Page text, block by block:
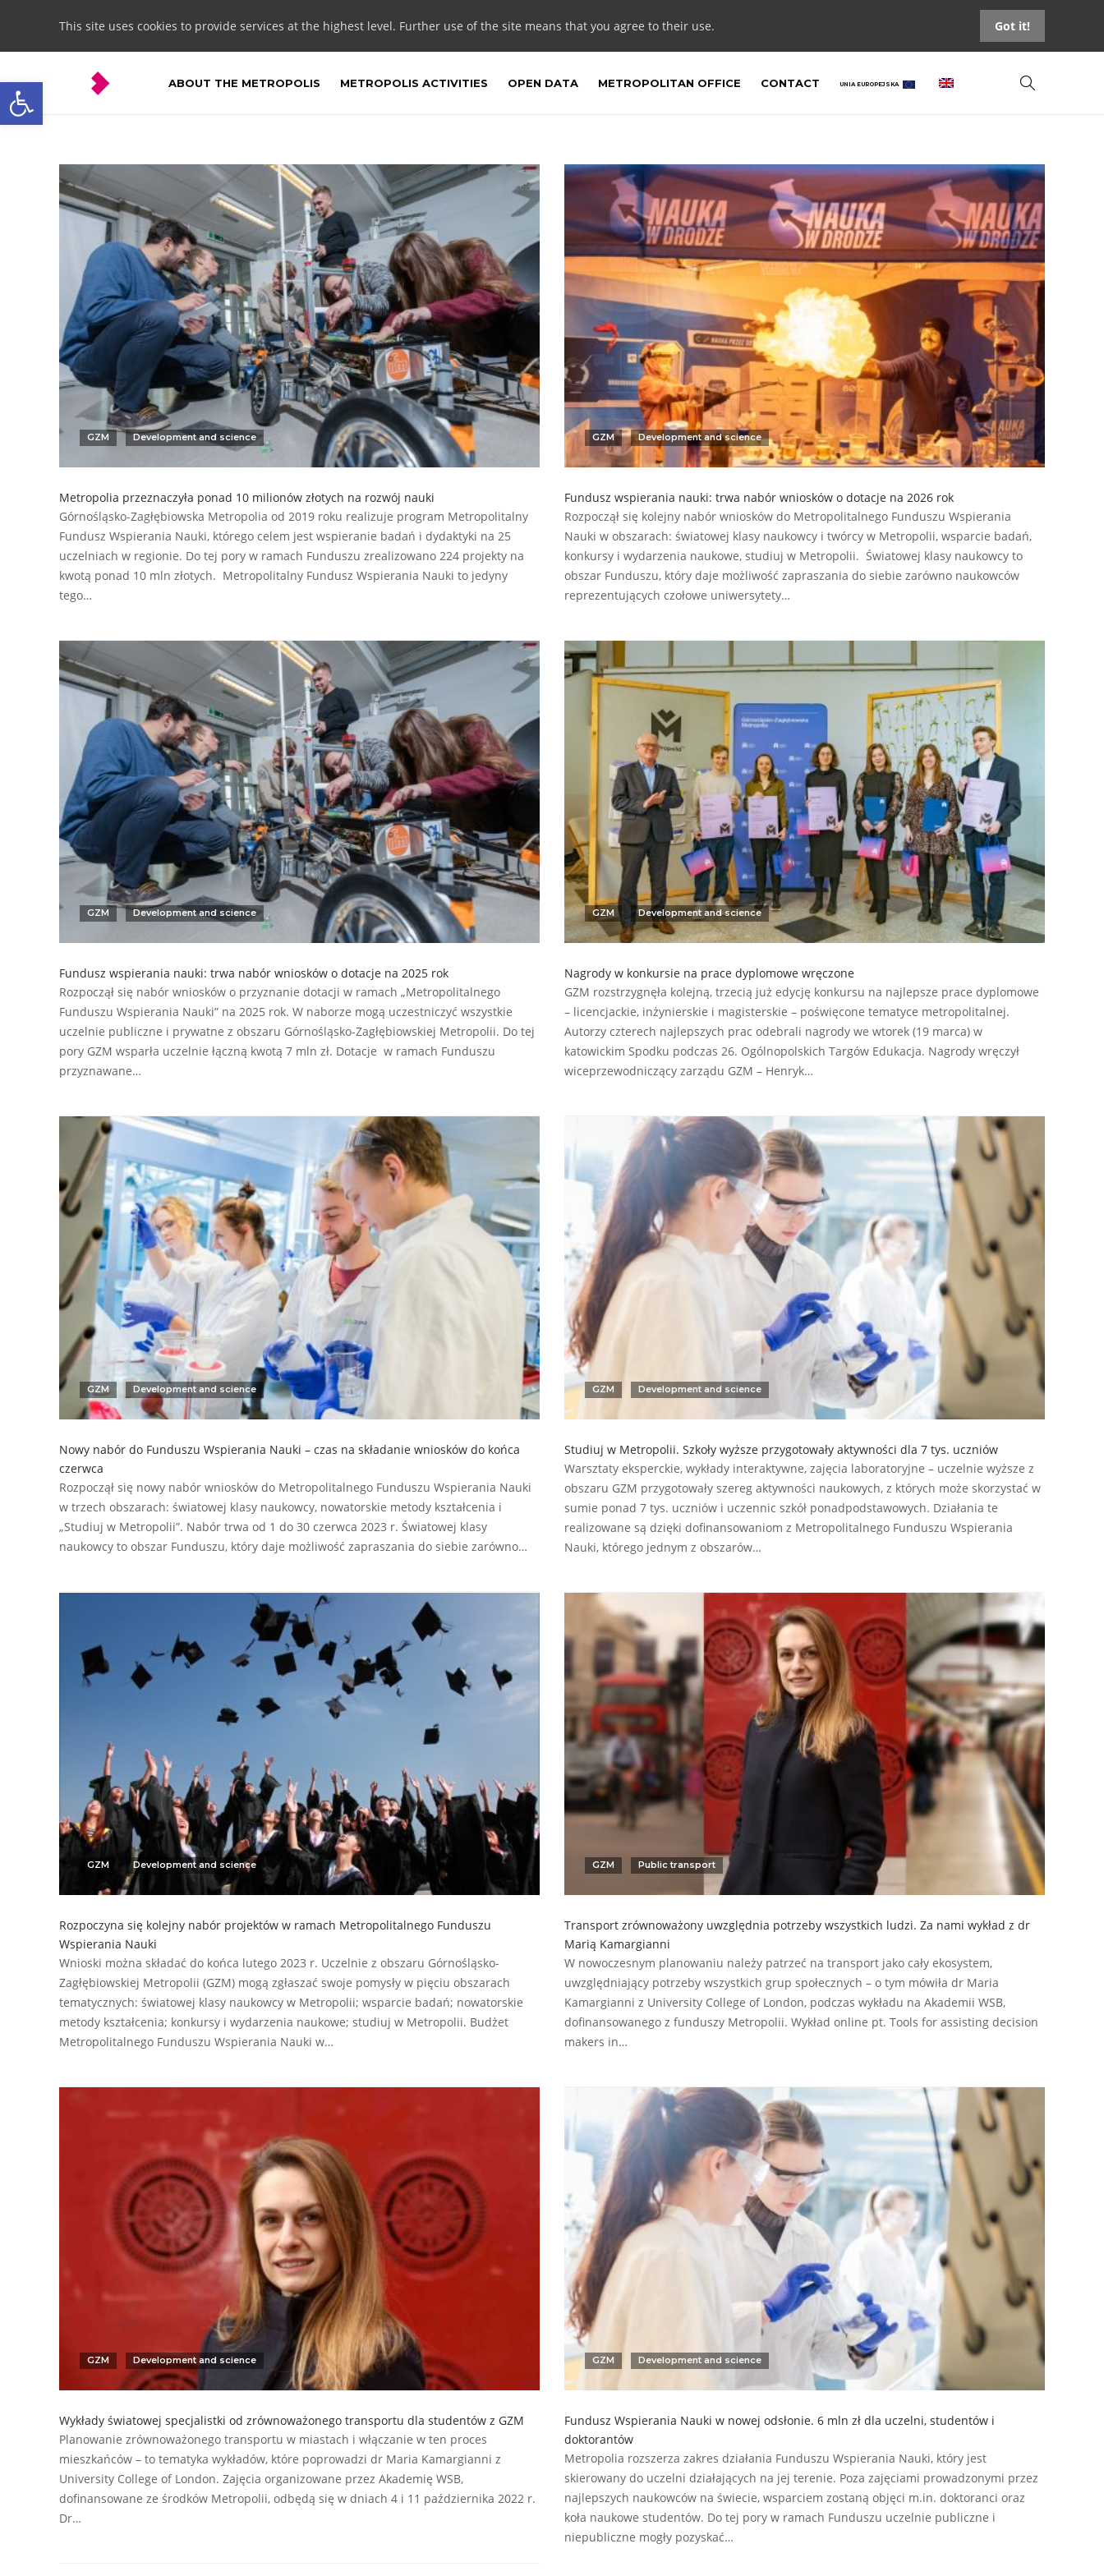
Open toolbar
This site uses cookies to provide services at the highest level. Further use of the site means that you agree to their use. Got it!
ABOUT THE METROPOLIS METROPOLIS ACTIVITIES OPEN DATA METROPOLITAN OFFICE CONTACT UNIA EUROPEJSKA
GZM Development and science
Metropolia przeznaczyła ponad 10 milionów złotych na rozwój nauki
Górnośląsko-Zagłębiowska Metropolia od 2019 roku realizuje program Metropolitalny
Fundusz Wspierania Nauki, którego celem jest wspieranie badań i dydaktyki na 25
uczelniach w regionie. Do tej pory w ramach Funduszu zrealizowano 224 projekty na
kwotą ponad 10 mln złotych. Metropolitalny Fundusz Wspierania Nauki to jedyny
tego…
GZM Development and science
Fundusz wspierania nauki: trwa nabór wniosków o dotacje na 2026 rok
Rozpoczął się kolejny nabór wniosków do Metropolitalnego Funduszu Wspierania
Nauki w obszarach: światowej klasy naukowcy i twórcy w Metropolii, wsparcie badań,
konkursy i wydarzenia naukowe, studiuj w Metropolii. Światowej klasy naukowcy to
obszar Funduszu, który daje możliwość zapraszania do siebie zarówno naukowców
reprezentujących czołowe uniwersytety…
GZM Development and science
Fundusz wspierania nauki: trwa nabór wniosków o dotacje na 2025 rok
Rozpoczął się nabór wniosków o przyznanie dotacji w ramach „Metropolitalnego
Funduszu Wspierania Nauki” na 2025 rok. W naborze mogą uczestniczyć wszystkie
uczelnie publiczne i prywatne z obszaru Górnośląsko-Zagłębiowskiej Metropolii. Do tej
pory GZM wsparła uczelnie łączną kwotą 7 mln zł. Dotacje w ramach Funduszu
przyznawane…
GZM Development and science
Nagrody w konkursie na prace dyplomowe wręczone
GZM rozstrzygnęła kolejną, trzecią już edycję konkursu na najlepsze prace dyplomowe
– licencjackie, inżynierskie i magisterskie – poświęcone tematyce metropolitalnej.
Autorzy czterech najlepszych prac odebrali nagrody we wtorek (19 marca) w
katowickim Spodku podczas 26. Ogólnopolskich Targów Edukacja. Nagrody wręczył
wiceprzewodniczący zarządu GZM – Henryk…
GZM Development and science
Nowy nabór do Funduszu Wspierania Nauki – czas na składanie wniosków do końca
czerwca
Rozpoczął się nowy nabór wniosków do Metropolitalnego Funduszu Wspierania Nauki
w trzech obszarach: światowej klasy naukowcy, nowatorskie metody kształcenia i
„Studiuj w Metropolii”. Nabór trwa od 1 do 30 czerwca 2023 r. Światowej klasy
naukowcy to obszar Funduszu, który daje możliwość zapraszania do siebie zarówno…
GZM Development and science
Studiuj w Metropolii. Szkoły wyższe przygotowały aktywności dla 7 tys. uczniów
Warsztaty eksperckie, wykłady interaktywne, zajęcia laboratoryjne – uczelnie wyższe z
obszaru GZM przygotowały szereg aktywności naukowych, z których może skorzystać w
sumie ponad 7 tys. uczniów i uczennic szkół ponadpodstawowych. Działania te
realizowane są dzięki dofinansowaniom z Metropolitalnego Funduszu Wspierania
Nauki, którego jednym z obszarów…
GZM Development and science
Rozpoczyna się kolejny nabór projektów w ramach Metropolitalnego Funduszu
Wspierania Nauki
Wnioski można składać do końca lutego 2023 r. Uczelnie z obszaru Górnośląsko-
Zagłębiowskiej Metropolii (GZM) mogą zgłaszać swoje pomysły w pięciu obszarach
tematycznych: światowej klasy naukowcy w Metropolii; wsparcie badań; nowatorskie
metody kształcenia; konkursy i wydarzenia naukowe; studiuj w Metropolii. Budżet
Metropolitalnego Funduszu Wspierania Nauki w…
GZM Public transport
Transport zrównoważony uwzględnia potrzeby wszystkich ludzi. Za nami wykład z dr
Marią Kamargianni
W nowoczesnym planowaniu należy patrzeć na transport jako cały ekosystem,
uwzględniający potrzeby wszystkich grup społecznych – o tym mówiła dr Maria
Kamargianni z University College of London, podczas wykładu na Akademii WSB,
dofinansowanego z funduszy Metropolii. Wykład online pt. Tools for assisting decision
makers in…
GZM Development and science
Wykłady światowej specjalistki od zrównoważonego transportu dla studentów z GZM
Planowanie zrównoważonego transportu w miastach i włączanie w ten proces
mieszkańców – to tematyka wykładów, które poprowadzi dr Maria Kamargianni z
University College of London. Zajęcia organizowane przez Akademię WSB,
dofinansowane ze środków Metropolii, odbędą się w dniach 4 i 11 października 2022 r.
Dr…
GZM Development and science
Fundusz Wspierania Nauki w nowej odsłonie. 6 mln zł dla uczelni, studentów i
doktorantów
Metropolia rozszerza zakres działania Funduszu Wspierania Nauki, który jest
skierowany do uczelni działających na jej terenie. Poza zajęciami prowadzonymi przez
najlepszych naukowców na świecie, wsparciem zostaną objęci m.in. doktoranci oraz
koła naukowe studentów. Do tej pory w ramach Funduszu uczelnie publiczne i
niepubliczne mogły pozyskać…